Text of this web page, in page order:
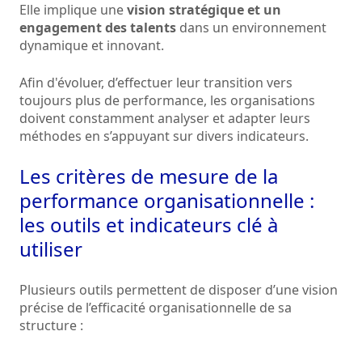
Elle implique unevision stratégique et un
engagement des talents dans un environnement
dynamique et innovant.
Afin d'évoluer, d’effectuer leur transition vers
toujours plus de performance, les organisations
doivent constamment analyser et adapter leurs
méthodes en s’appuyant sur divers indicateurs.
Les critères de mesure de la
performance organisationnelle :
les outils et indicateurs clé à
utiliser
Plusieurs outils permettent de disposer d’une vision
précise de l’efficacité organisationnelle de sa
structure :